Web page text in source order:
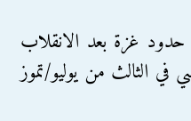
غزة بعد الانقلاب
في الثالث من يوليو/تموز